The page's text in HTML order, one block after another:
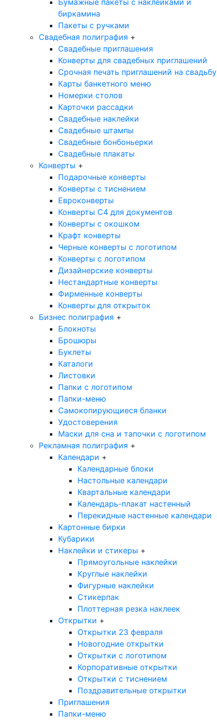
Бумажные пакеты с наклейками и
биркамина
Пакеты с ручками
Свадебная полиграфия +
Свадебные приглашения
Конверты для свадебных приглашений
Срочная печать приглашений на свадьбу
Карты банкетного меню
Номерки столов
Карточки рассадки
Свадебные наклейки
Свадебные штампы
Свадебные бонбоньерки
Свадебные плакаты
Конверты +
Подарочные конверты
Конверты с тиснением
Евроконверты
Конверты С4 для документов
Конверты с окошком
Крафт конверты
Черные конверты с логотипом
Конверты с логотипом
Дизайнерские конверты
Нестандартные конверты
Фирменные конверты
Конверты для открыток
Бизнес полиграфия +
Блокноты
Брошюры
Буклеты
Каталоги
Листовки
Папки с логотипом
Папки-меню
Самокопирующиеся бланки
Удостоверения
Маски для сна и тапочки с логотипом
Рекламная полиграфия +
Календари +
Календарные блоки
Настольные календари
Квартальные календари
Календарь-плакат настенный
Перекидные настенные календари
Картонные бирки
Кубарики
Наклейки и стикеры +
Прямоугольные наклейки
Круглые наклейки
Фигурные наклейки
Стикерпак
Плоттерная резка наклеек
Открытки +
Открытки 23 февраля
Новогодние открытки
Открытки с логотипом
Корпоративные открытки
Открытки с тиснением
Поздравительные открытки
Приглашения
Папки-меню